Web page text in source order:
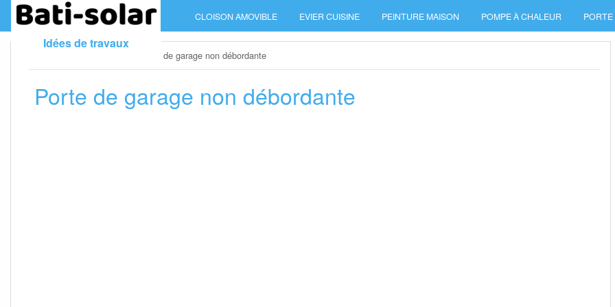
Skip
Idées de travaux
CLOISON AMOVIBLE EVIER CUISINE PEINTURE MAISON POMPE À CHALEUR
Porte de garage non débordante
Porte de garage non débordante